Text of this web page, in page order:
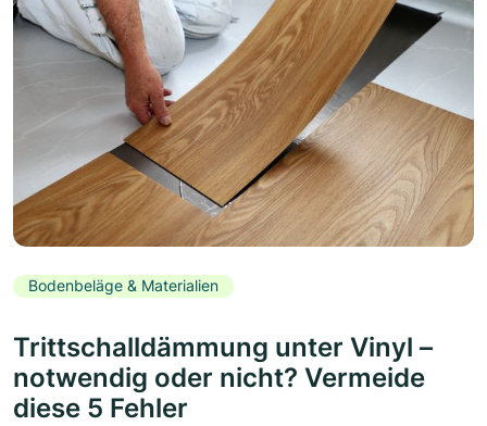
Bodenbeläge & Materialien
Trittschalldämmung unter Vinyl –
notwendig oder nicht? Vermeide
diese 5 Fehler